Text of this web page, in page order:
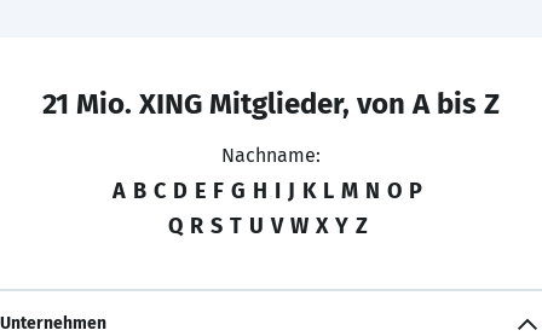
21 Mio. XING Mitglieder, von A bis Z
Nachname:
A B C D E F G H I J K L M N O P
Q R S T U V W X Y Z
Unternehmen